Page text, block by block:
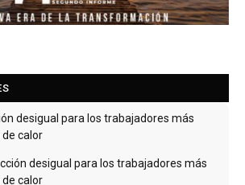
desigual para los trabajadores más
calor